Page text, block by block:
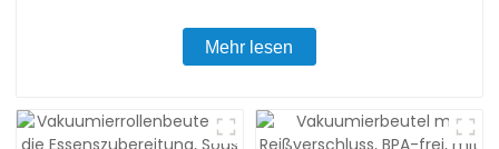
Mehr lesen